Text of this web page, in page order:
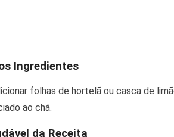
Ingredientes
folhas de hortelã ou casca de
ao chá.
da Receita